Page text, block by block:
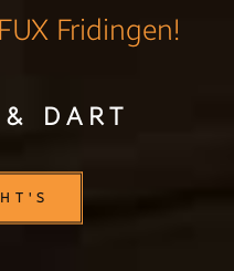
DART
Fridingen!